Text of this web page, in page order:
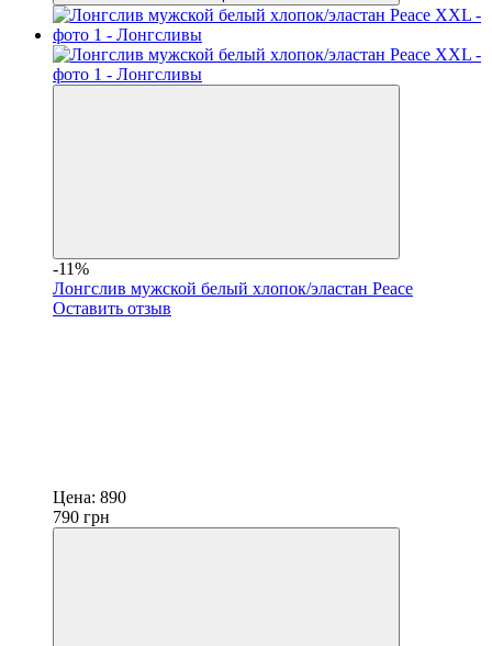
-11%
Лонгслив мужской белый хлопок/эластан Peace
Оставить отзыв
Цена: 890
790 грн